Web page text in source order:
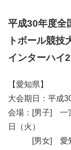
平成30年度全
トボール競技
インターハイ
【愛知県】
大会期日：平成
会場：[男子] 一
日（火）
[男女] 愛知